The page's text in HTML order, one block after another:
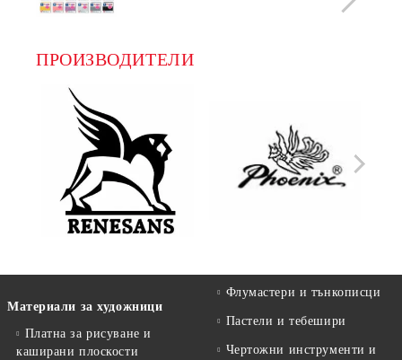
ПРОИЗВОДИТЕЛИ
Материали за художници
Платна за рисуване и
каширани плоскости
Флумастери и тънкописци
Пастели и тебешири
Чертожни инструменти и